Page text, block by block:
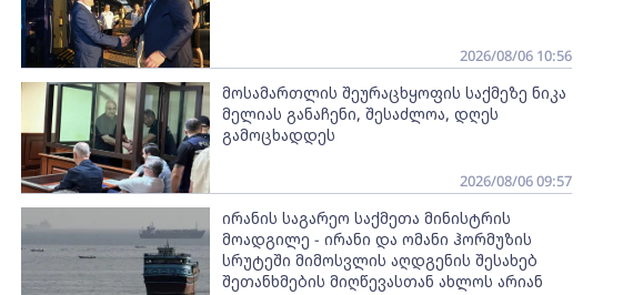
2026/08/06 10:56
მოსამართლის შეურაცხყოფის საქმეზე ნიკა
მელიას განაჩენი, შესაძლოა, დღეს
გამოცხადდეს
2026/08/06 09:57
ირანის საგარეო საქმეთა მინისტრის
მოადგილე - ირანი და ომანი ჰორმუზის
სრუტეში მიმოსვლის აღდგენის შესახებ
შეთანხმების მიღწევასთან ახლოს არიან